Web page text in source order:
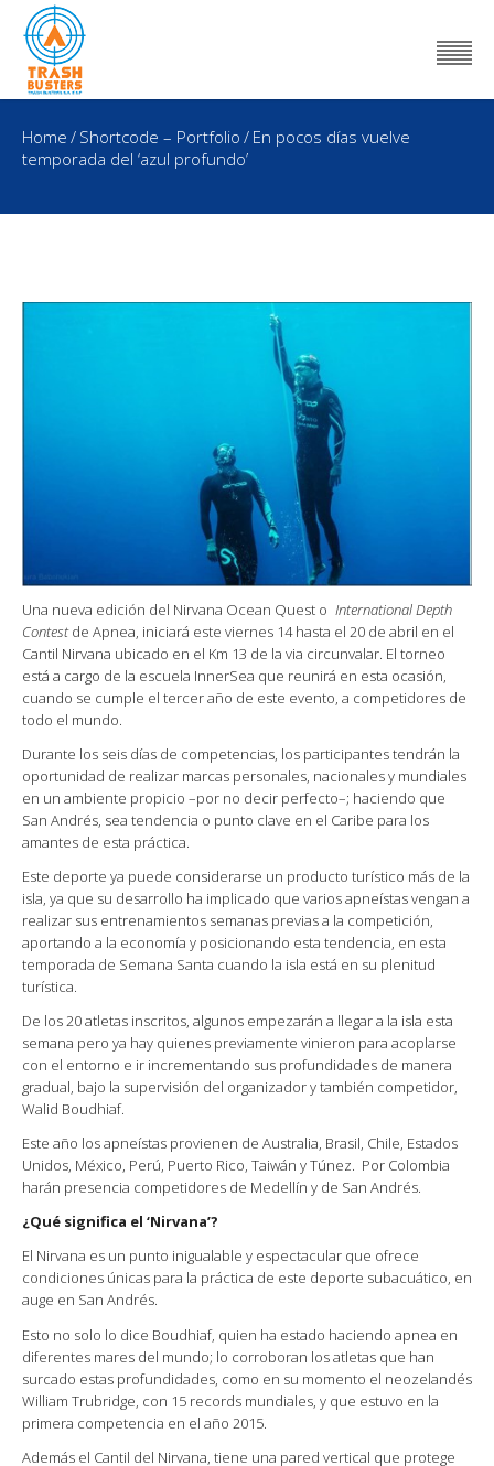
Home / Shortcode – Portfolio / En pocos días vuelve
temporada del ‘azul profundo’
Una nueva edición del Nirvana Ocean Quest o International Depth
Contestde Apnea, iniciará este viernes 14 hasta el 20 de abril en el
Cantil Nirvana ubicado en el Km 13 de la via circunvalar. El torneo
está a cargo de la escuela InnerSea que reunirá en esta ocasión,
cuando se cumple el tercer año de este evento, a competidores de
todo el mundo.
Durante los seis días de competencias, los participantes tendrán la
oportunidad de realizar marcas personales, nacionales y mundiales
en un ambiente propicio –por no decir perfecto–; haciendo que
San Andrés, sea tendencia o punto clave en el Caribe para los
amantes de esta práctica.
Este deporte ya puede considerarse un producto turístico más de la
isla, ya que su desarrollo ha implicado que varios apneístas vengan a
realizar sus entrenamientos semanas previas a la competición,
aportando a la economía y posicionando esta tendencia, en esta
temporada de Semana Santa cuando la isla está en su plenitud
turística.
De los 20 atletas inscritos, algunos empezarán a llegar a la isla esta
semana pero ya hay quienes previamente vinieron para acoplarse
con el entorno e ir incrementando sus profundidades de manera
gradual, bajo la supervisión del organizador y también competidor,
Walid Boudhiaf.
Este año los apneístas provienen de Australia, Brasil, Chile, Estados
Unidos, México, Perú, Puerto Rico, Taiwán y Túnez. Por Colombia
harán presencia competidores de Medellín y de San Andrés.
¿Qué significa el ‘Nirvana’?
El Nirvana es un punto inigualable y espectacular que ofrece
condiciones únicas para la práctica de este deporte subacuático, en
auge en San Andrés.
Esto no solo lo dice Boudhiaf, quien ha estado haciendo apnea en
diferentes mares del mundo; lo corroboran los atletas que han
surcado estas profundidades, como en su momento el neozelandés
William Trubridge, con 15 records mundiales, y que estuvo en la
primera competencia en el año 2015.
Además el Cantil del Nirvana, tiene una pared vertical que protege